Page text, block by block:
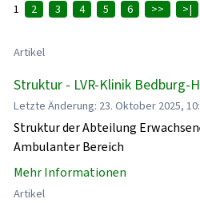
1 2 3 4 5 6 >> >|
Artikel
Struktur - LVR-Klinik Bedburg-
Letzte Änderung: 23. Oktober 2025,
Struktur der Abteilung
Ambulanter Bereich
Mehr Informationen
Artikel